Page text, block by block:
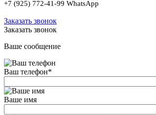
+7 (925) 772-41-99 WhatsApp
Заказать звонок
Заказать звонок
Ваше сообщение
Ваш телефон*
Ваше имя